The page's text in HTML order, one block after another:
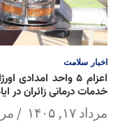
اخبار سلامت
اعزام ۵ واحد
خدمات درمانی زائران در
مرداد ۱۷, ۱۴۰۵